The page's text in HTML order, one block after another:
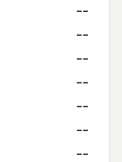
--
--
--
--
--
--
--